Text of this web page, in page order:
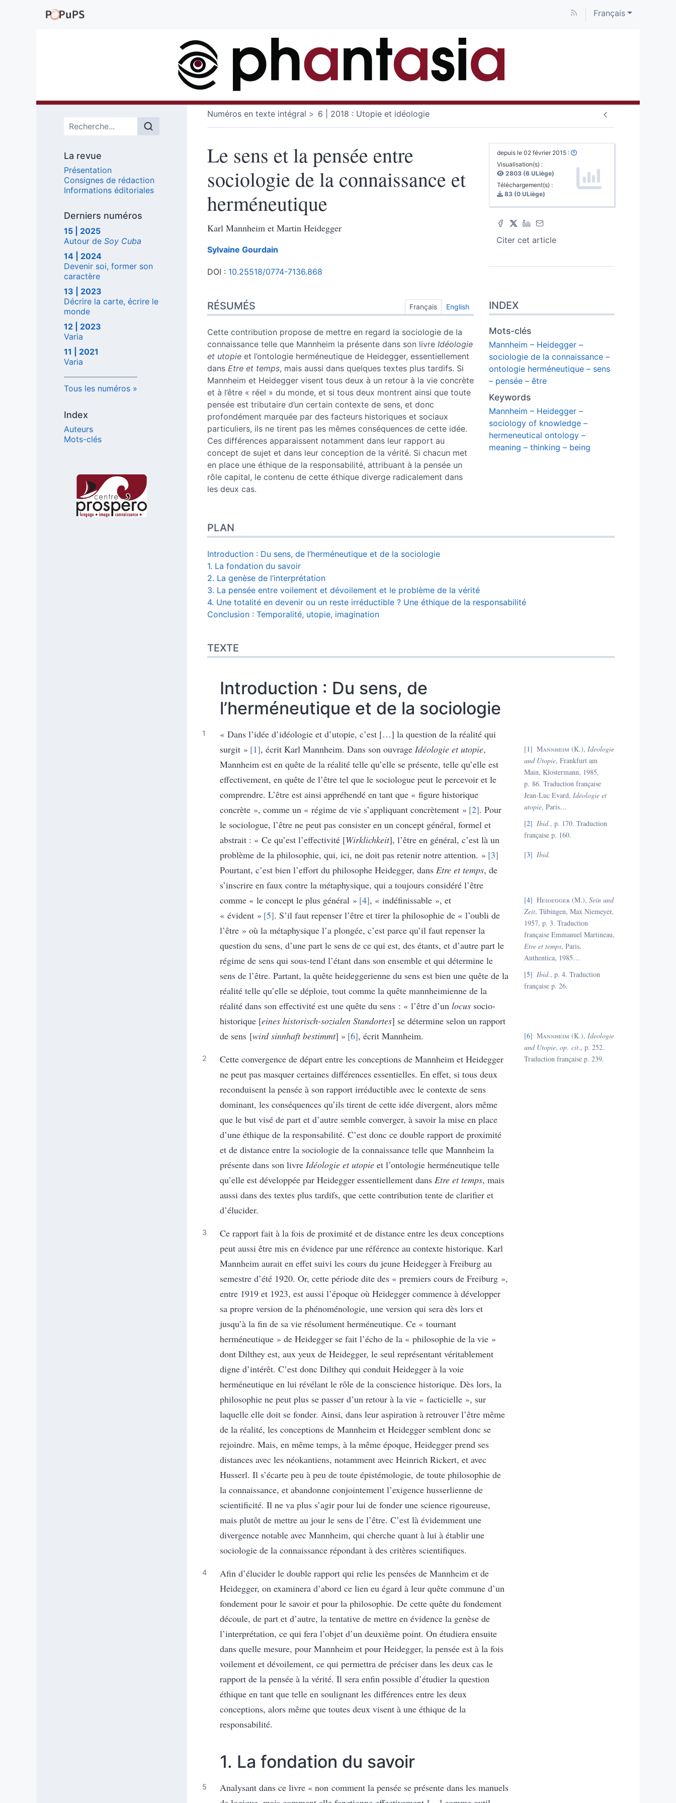
Français
Menu principal
La revue
Présentation
Consignes de rédaction
Informations éditoriales
Derniers numéros
15 | 2025
Autour de Soy Cuba
14 | 2024
Devenir soi, former son
caractère
13 | 2023
Décrire la carte, écrire le
monde
12 | 2023
Varia
11 | 2021
Varia
Tous les numéros
Index
Auteurs
Mots-clés
Affiliations/partenaires
Numéros en texte intégral 6 | 2018 : Utopie et idéologie
depuis le 02 février 2015 :
Visualisation(s) :
2803 (6 ULiège)
Téléchargement(s) :
83 (0 ULiège)
Citer cet article
Le sens et la pensée entre
sociologie de la connaissance et
herméneutique
Karl Mannheim et Martin Heidegger
Sylvaine Gourdain
DOI : 10.25518/0774-7136.868
Plan
Texte
Notes
Citer cet article
Auteur
RÉSUMÉS Français English
Cette contribution propose de mettre en regard la sociologie de la
connaissance telle que Mannheim la présente dans son livre Idéologie
et utopie et l’ontologie herméneutique de Heidegger, essentiellement
dans Etre et temps, mais aussi dans quelques textes plus tardifs. Si
Mannheim et Heidegger visent tous deux à un retour à la vie concrète
et à l’être « réel » du monde, et si tous deux montrent ainsi que toute
pensée est tributaire d’un certain contexte de sens, et donc
profondément marquée par des facteurs historiques et sociaux
particuliers, ils ne tirent pas les mêmes conséquences de cette idée.
Ces différences apparaissent notamment dans leur rapport au
concept de sujet et dans leur conception de la vérité. Si chacun met
en place une éthique de la responsabilité, attribuant à la pensée un
rôle capital, le contenu de cette éthique diverge radicalement dans
les deux cas.
INDEX
Mots-clés
Mannheim – Heidegger –
sociologie de la connaissance –
ontologie herméneutique – sens
– pensée – être
Keywords
Mannheim – Heidegger –
sociology of knowledge –
hermeneutical ontology –
meaning – thinking – being
PLAN
Introduction : Du sens, de l’herméneutique et de la sociologie
1. La fondation du savoir
2. La genèse de l’interprétation
3. La pensée entre voilement et dévoilement et le problème de la vérité
4. Une totalité en devenir ou un reste irréductible ? Une éthique de la responsabilité
Conclusion : Temporalité, utopie, imagination
TEXTE
Introduction : Du sens, de
l’herméneutique et de la sociologie
« Dans l’idée d’idéologie et d’utopie, c’est […] la question de la réalité qui
surgit » 1 , écrit Karl Mannheim. Dans son ouvrage Idéologie et utopie,
Mannheim est en quête de la réalité telle qu’elle se présente, telle qu’elle est
effectivement, en quête de l’être tel que le sociologue peut le percevoir et le
comprendre. L’être est ainsi appréhendé en tant que « figure historique
concrète », comme un « régime de vie s’appliquant concrètement » 2 . Pour
le sociologue, l’être ne peut pas consister en un concept général, formel et
abstrait : « Ce qu’est l’effectivité [Wirklichkeit], l’être en général, c’est là un
problème de la philosophie, qui, ici, ne doit pas retenir notre attention. » 3
Pourtant, c’est bien l’effort du philosophe Heidegger, dans Etre et temps, de
s’inscrire en faux contre la métaphysique, qui a toujours considéré l’être
comme « le concept le plus général » 4 , « indéfinissable », et
« évident » 5 . S’il faut repenser l’être et tirer la philosophie de « l’oubli de
l’être » où la métaphysique l’a plongée, c’est parce qu’il faut repenser la
question du sens, d’une part le sens de ce qui est, des étants, et d’autre part le
régime de sens qui sous-tend l’étant dans son ensemble et qui détermine le
sens de l’être. Partant, la quête heideggerienne du sens est bien une quête de la
réalité telle qu’elle se déploie, tout comme la quête mannheimienne de la
réalité dans son effectivité est une quête du sens : « l’être d’un locus socio-
historique [eines historisch-sozialen Standortes] se détermine selon un rapport
de sens [wird sinnhaft bestimmt] » 6 , écrit Mannheim.
Cette convergence de départ entre les conceptions de Mannheim et Heidegger
ne peut pas masquer certaines différences essentielles. En effet, si tous deux
reconduisent la pensée à son rapport irréductible avec le contexte de sens
dominant, les conséquences qu’ils tirent de cette idée divergent, alors même
que le but visé de part et d’autre semble converger, à savoir la mise en place
d’une éthique de la responsabilité. C’est donc ce double rapport de proximité
et de distance entre la sociologie de la connaissance telle que Mannheim la
présente dans son livre Idéologie et utopie et l’ontologie herméneutique telle
qu’elle est développée par Heidegger essentiellement dans Etre et temps, mais
aussi dans des textes plus tardifs, que cette contribution tente de clarifier et
d’élucider.
Ce rapport fait à la fois de proximité et de distance entre les deux conceptions
peut aussi être mis en évidence par une référence au contexte historique. Karl
Mannheim aurait en effet suivi les cours du jeune Heidegger à Freiburg au
semestre d’été 1920. Or, cette période dite des « premiers cours de Freiburg »,
entre 1919 et 1923, est aussi l’époque où Heidegger commence à développer
sa propre version de la phénoménologie, une version qui sera dès lors et
jusqu’à la fin de sa vie résolument herméneutique. Ce « tournant
herméneutique » de Heidegger se fait l’écho de la « philosophie de la vie »
dont Dilthey est, aux yeux de Heidegger, le seul représentant véritablement
digne d’intérêt. C’est donc Dilthey qui conduit Heidegger à la voie
herméneutique en lui révélant le rôle de la conscience historique. Dès lors, la
philosophie ne peut plus se passer d’un retour à la vie « facticielle », sur
laquelle elle doit se fonder. Ainsi, dans leur aspiration à retrouver l’être même
de la réalité, les conceptions de Mannheim et Heidegger semblent donc se
rejoindre. Mais, en même temps, à la même époque, Heidegger prend ses
distances avec les néokantiens, notamment avec Heinrich Rickert, et avec
Husserl. Il s’écarte peu à peu de toute épistémologie, de toute philosophie de
la connaissance, et abandonne conjointement l’exigence husserlienne de
scientificité. Il ne va plus s’agir pour lui de fonder une science rigoureuse,
mais plutôt de mettre au jour le sens de l’être. C’est là évidemment une
divergence notable avec Mannheim, qui cherche quant à lui à établir une
sociologie de la connaissance répondant à des critères scientifiques.
Afin d’élucider le double rapport qui relie les pensées de Mannheim et de
Heidegger, on examinera d’abord ce lien eu égard à leur quête commune d’un
fondement pour le savoir et pour la philosophie. De cette quête du fondement
découle, de part et d’autre, la tentative de mettre en évidence la genèse de
l’interprétation, ce qui fera l’objet d’un deuxième point. On étudiera ensuite
dans quelle mesure, pour Mannheim et pour Heidegger, la pensée est à la fois
voilement et dévoilement, ce qui permettra de préciser dans les deux cas le
rapport de la pensée à la vérité. Il sera enfin possible d’étudier la question
éthique en tant que telle en soulignant les différences entre les deux
conceptions, alors même que toutes deux visent à une éthique de la
responsabilité.
1. La fondation du savoir
Analysant dans ce livre « non comment la pensée se présente dans les manuels
1 Mannheim (K.), Ideologie
und Utopie, Frankfurt am
Main, Klostermann, 1985,
p. 86. Traduction française
Jean-Luc Evard, Idéologie et
utopie, Paris…
2
Ibid., p. 170. Traduction
française p. 160.
3 Ibid.
4 Heidegger (M.), Sein und
Zeit, Tübingen, Max Niemeyer,
1957, p. 3. Traduction
française Emmanuel Martineau,
Etre et temps, Paris,
Authentica, 1985…
5
Ibid., p. 4. Traduction
française p. 26.
6 Mannheim (K.), Ideologie
und Utopie, op. cit., p. 252.
Traduction française p. 239.